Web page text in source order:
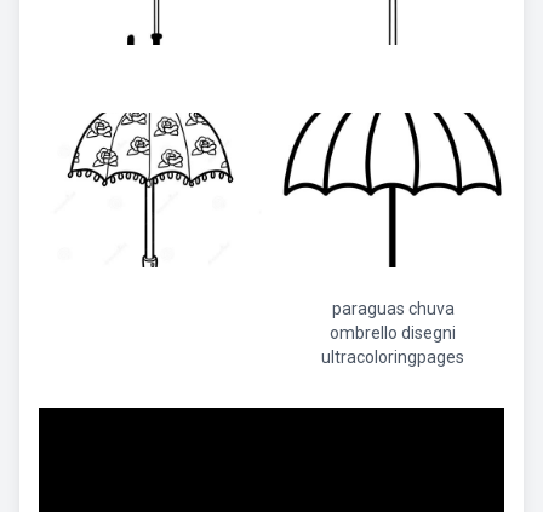
paraguas chuva
ombrello disegni
ultracoloringpages